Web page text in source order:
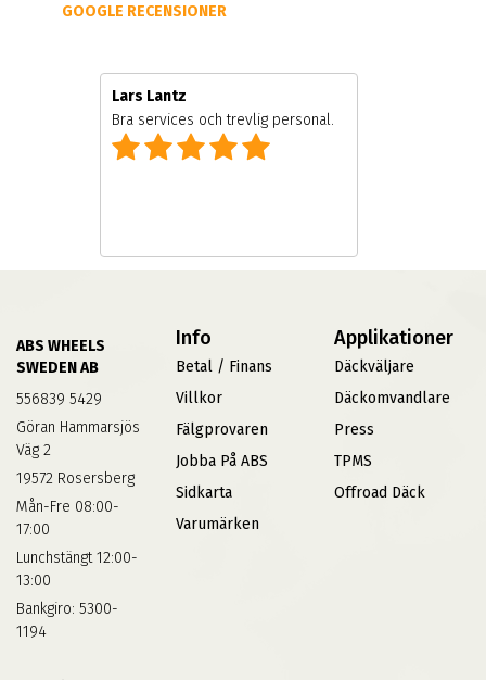
GOOGLE RECENSIONER
Lars Lantz
Bra services och trevlig personal.
ABS WHEELS
SWEDEN AB
556839 5429
Göran Hammarsjös
Väg 2
19572 Rosersberg
Mån-Fre 08:00-
17:00
Lunchstängt 12:00-
13:00
Bankgiro: 5300-
1194
Info
Betal / Finans
Villkor
Fälgprovaren
Jobba På ABS
Sidkarta
Varumärken
Applikationer
Däckväljare
Däckomvandlare
Press
TPMS
Offroad Däck